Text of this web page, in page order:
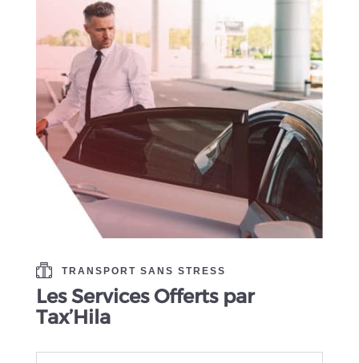
TRANSPORT SANS STRESS
Les Services Offerts par
Tax’Hila